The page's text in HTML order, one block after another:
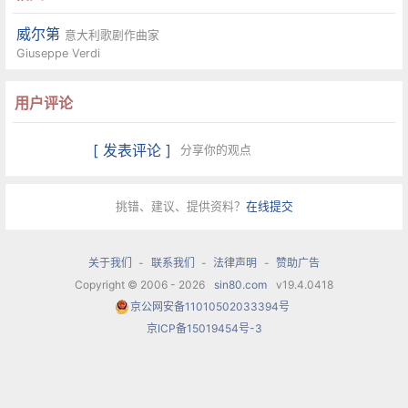
威尔第 意大利歌剧作曲家
Giuseppe Verdi
用户评论
[ 发表评论 ] 分享你的观点
挑错、建议、提供资料？ 在线提交
关于我们 - 联系我们 - 法律声明 - 赞助广告
Copyright © 2006 - 2026
sin80.com
v19.4.0418
京公网安备11010502033394号
京ICP备15019454号-3